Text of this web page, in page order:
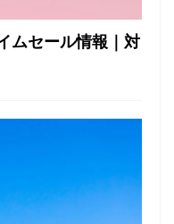
ムセール情報｜対